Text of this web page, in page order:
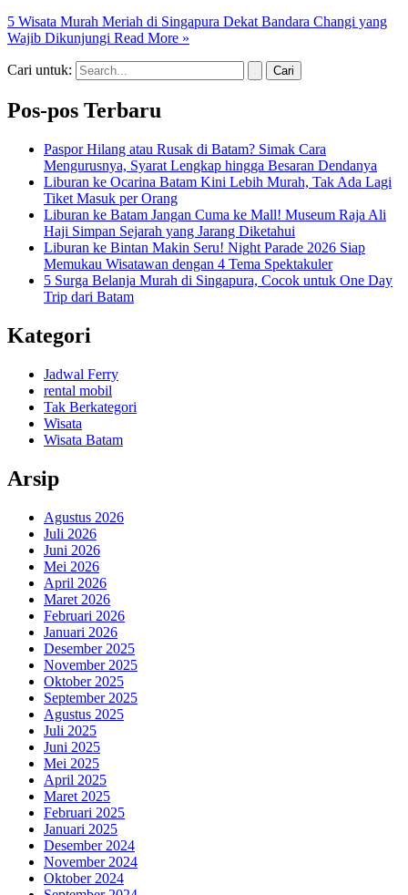
5 Wisata Murah Meriah di Singapura Dekat Bandara Changi yang
Wajib Dikunjungi Read More »
Cari untuk:
Pos-pos Terbaru
Paspor Hilang atau Rusak di Batam? Simak Cara
Mengurusnya, Syarat Lengkap hingga Besaran Dendanya
Liburan ke Ocarina Batam Kini Lebih Murah, Tak Ada Lagi
Tiket Masuk per Orang
Liburan ke Batam Jangan Cuma ke Mall! Museum Raja Ali
Haji Simpan Sejarah yang Jarang Diketahui
Liburan ke Bintan Makin Seru! Night Parade 2026 Siap
Memukau Wisatawan dengan 4 Tema Spektakuler
5 Surga Belanja Murah di Singapura, Cocok untuk One Day
Trip dari Batam
Kategori
Jadwal Ferry
rental mobil
Tak Berkategori
Wisata
Wisata Batam
Arsip
Agustus 2026
Juli 2026
Juni 2026
Mei 2026
April 2026
Maret 2026
Februari 2026
Januari 2026
Desember 2025
November 2025
Oktober 2025
September 2025
Agustus 2025
Juli 2025
Juni 2025
Mei 2025
April 2025
Maret 2025
Februari 2025
Januari 2025
Desember 2024
November 2024
Oktober 2024